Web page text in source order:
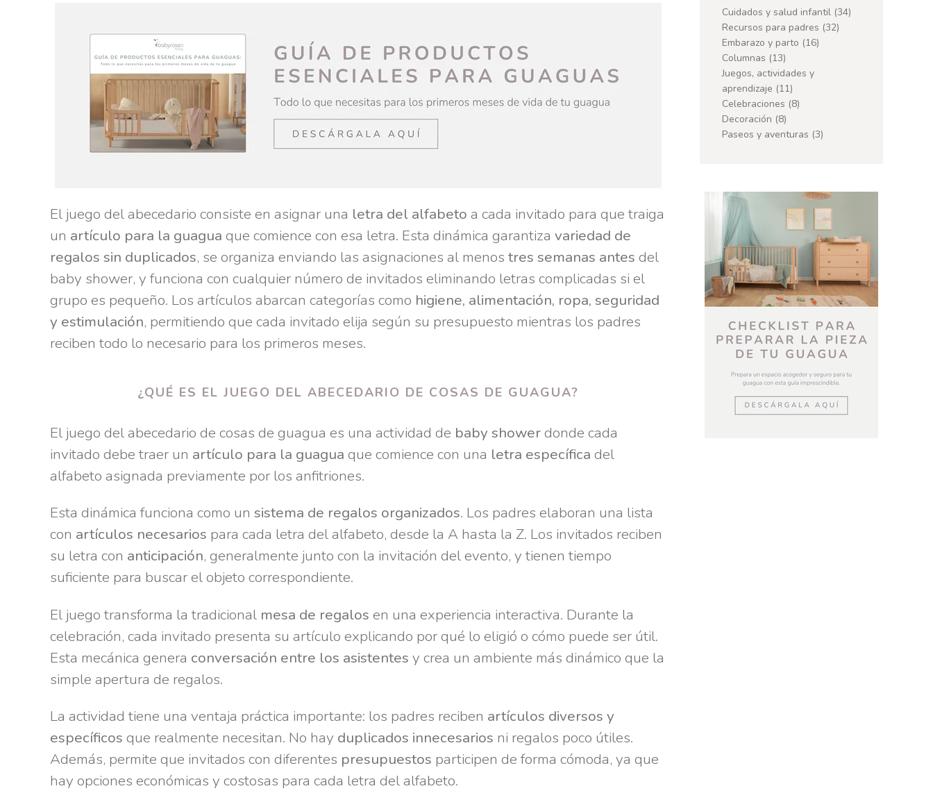
El juego del abecedario consiste en asignar una letra del alfabeto a cada invitado para que traiga
un artículo para la guagua que comience con esa letra. Esta dinámica garantiza variedad de
regalos sin duplicados, se organiza enviando las asignaciones al menos tres semanas antes del
baby shower, y funciona con cualquier número de invitados eliminando letras complicadas si el
grupo es pequeño. Los artículos abarcan categorías como higiene, alimentación, ropa, seguridad
y estimulación, permitiendo que cada invitado elija según su presupuesto mientras los padres
reciben todo lo necesario para los primeros meses.
¿QUÉ ES EL JUEGO DEL ABECEDARIO DE COSAS DE GUAGUA?
El juego del abecedario de cosas de guagua es una actividad de baby showerdonde cada
invitado debe traer un artículo para la guagua que comience con una letra específica del
alfabeto asignada previamente por los anfitriones.
Esta dinámica funciona como un sistema de regalos organizados. Los padres elaboran una lista
con artículos necesarios para cada letra del alfabeto, desde la A hasta la Z. Los invitados reciben
su letra con anticipación, generalmente junto con la invitación del evento, y tienen tiempo
suficiente para buscar el objeto correspondiente.
El juego transforma la tradicional mesa de regalos en una experiencia interactiva. Durante la
celebración, cada invitado presenta su artículo explicando por qué lo eligió o cómo puede ser útil.
Esta mecánica genera conversación entre los asistentes y crea un ambiente más dinámico que la
simple apertura de regalos.
La actividad tiene una ventaja práctica importante: los padres reciben artículos diversos y
específicos que realmente necesitan. No hay duplicados innecesarios ni regalos poco útiles.
Además, permite que invitados con diferentes presupuestos participen de forma cómoda, ya que
hay opciones económicas y costosas para cada letra del alfabeto.
Cuidados y salud infantil (34)
Recursos para padres (32)
Embarazo y parto (16)
Columnas (13)
Juegos, actividades y
aprendizaje (11)
Celebraciones (8)
Decoración (8)
Paseos y aventuras (3)